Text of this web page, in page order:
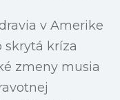
v Amerike
skrytá kríza
zmeny musia